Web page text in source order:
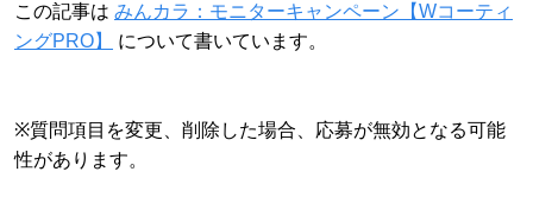
この記事は みんカラ：モニターキャンペーン【Wコーティ
ングPRO】
について書いています。
※質問項目を変更、削除した場合、応募が無効となる可能
性があります。